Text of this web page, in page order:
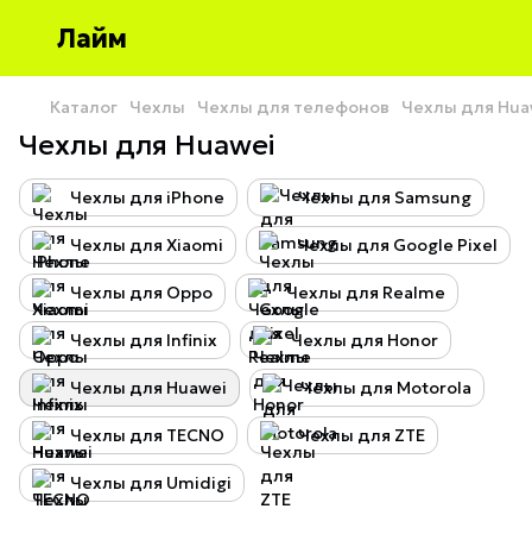
Лайм
Каталог Чехлы Чехлы для телефонов Чехлы для
Чехлы для Huawei
Чехлы для iPhone Чехлы для Samsung
Чехлы для Xiaomi Чехлы для Google Pixel
Чехлы для Oppo Чехлы для Realme
Чехлы для Infinix Чехлы для Honor
Чехлы для Huawei Чехлы для Motorola
Чехлы для TECNO Чехлы для ZTE
Чехлы для Umidigi